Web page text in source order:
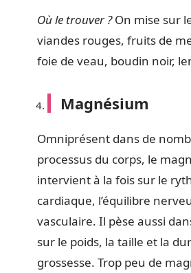
Où le trouver ?On mise sur
viandes rouges, fruits de
foie de veau, boudin noir,
Magnésium
Omniprésent dans de
processus du corps, le
intervient à la fois sur le
cardiaque, l’équilibre
vasculaire. Il pèse aussi
sur le poids, la taille et la
grossesse. Trop peu de